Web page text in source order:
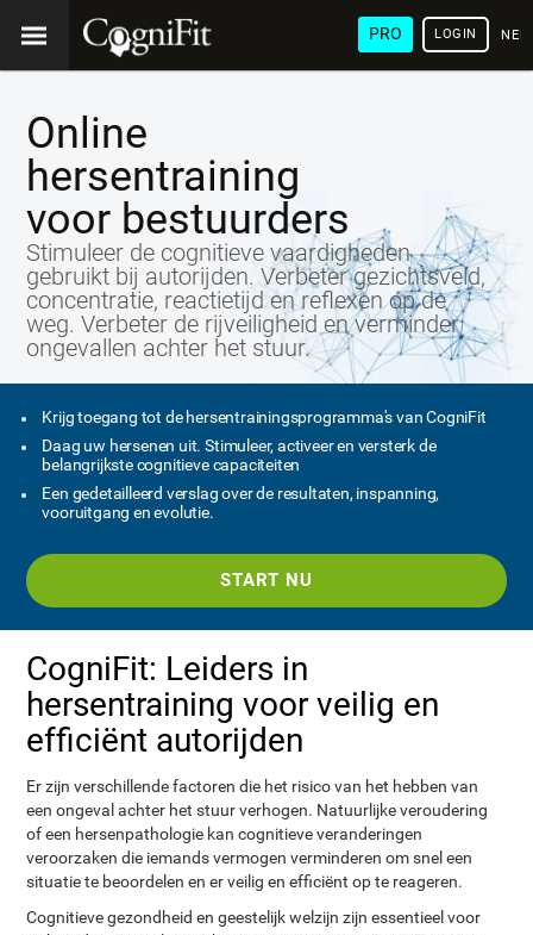
PRO LOGIN
Online
hersentraining
voor bestuurders
Stimuleer de cognitieve vaardigheden
gebruikt bij autorijden. Verbeter gezichtsveld,
concentratie, reactietijd en reflexen op de
weg. Verbeter de rijveiligheid en verminder
ongevallen achter het stuur.
Krijg toegang tot de hersentrainingsprogramma's van CogniFit
Daag uw hersenen uit. Stimuleer, activeer en versterk de
belangrijkste cognitieve capaciteiten
Een gedetailleerd verslag over de resultaten, inspanning,
vooruitgang en evolutie.
START NU
CogniFit: Leiders in
hersentraining voor veilig en
efficiënt autorijden
Er zijn verschillende factoren die het risico van het hebben van
een ongeval achter het stuur verhogen. Natuurlijke veroudering
of een hersenpathologie kan cognitieve veranderingen
veroorzaken die iemands vermogen verminderen om snel een
situatie te beoordelen en er veilig en efficiënt op te reageren.
Cognitieve gezondheid en geestelijk welzijn zijn essentieel voor